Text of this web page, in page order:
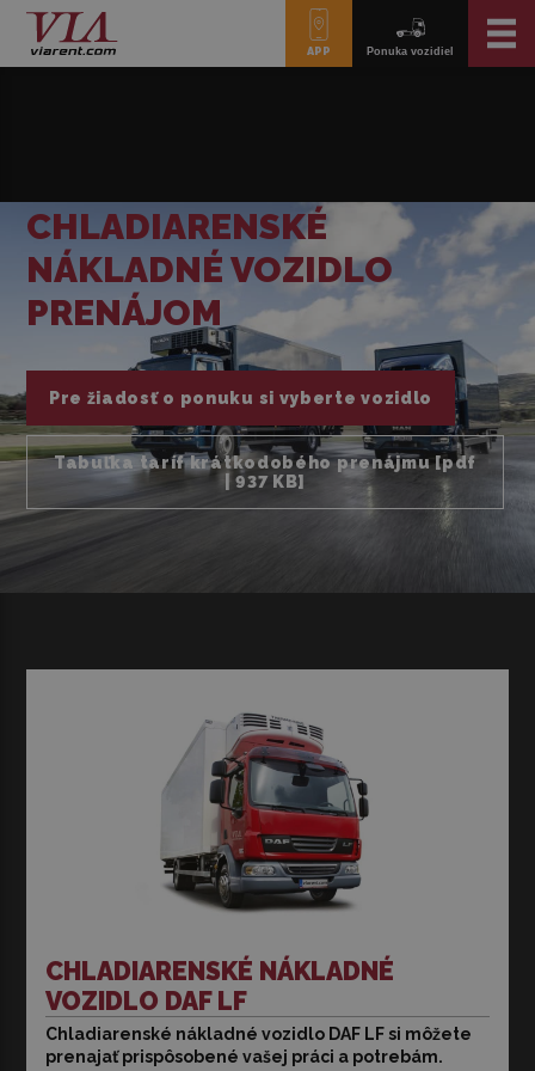
APP Ponuka vozidiel
CHLADIARENSKÉ
NÁKLADNÉ VOZIDLO
PRENÁJOM
Pre žiadosť o ponuku si vyberte vozidlo
Tabuľka taríf krátkodobého prenájmu [pdf
| 937 KB]
CHLADIARENSKÉ NÁKLADNÉ
VOZIDLO DAF LF
Chladiarenské nákladné vozidlo DAF LF si môžete
prenajať prispôsobené vašej práci a potrebám.
Chladiarenské nákladné vozidlo DAF LF si môžete
prenajať prispôsobené vašej práci, vašim individuálnym